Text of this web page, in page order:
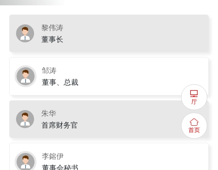
黎伟涛
董事长
邹涛
董事、总裁
朱华
首席财务官
李鎔伊
董事会秘书
厅
首页